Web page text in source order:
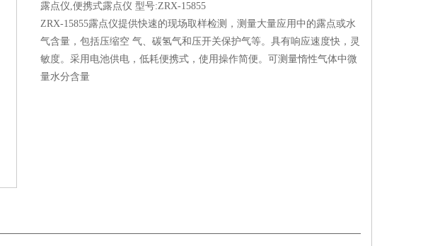
露点仪,便携式露点仪 型号:ZRX-15855
ZRX-15855露点仪提供快速的现场取样检测，测量大量应用中的露点或水
气含量，包括压缩空 气、碳氢气和压开关保护气等。具有响应速度快，灵
敏度。采用电池供电，低耗便携式，使用操作简便。可测量惰性气体中微
量水分含量